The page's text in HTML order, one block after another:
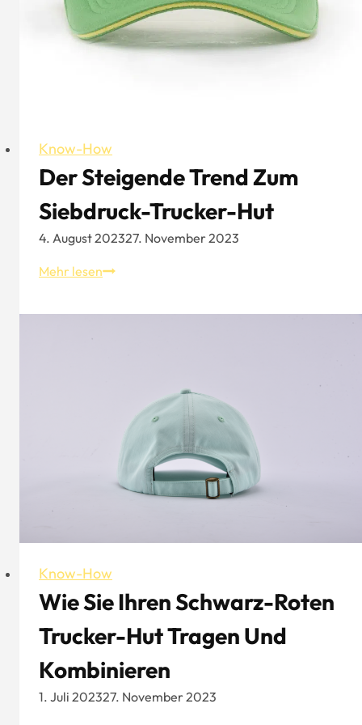
Know-How
Der Steigende Trend Zum
Siebdruck-Trucker-Hut
4. August 202327. November 2023
Mehr lesenDer
Trend
Know-How
Wie Sie Ihren Schwarz-Roten
Trucker-Hut Tragen Und
Kombinieren
1. Juli 202327. November 2023